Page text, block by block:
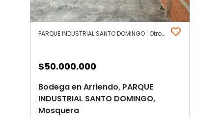
PARQUE INDUSTRIAL SANTO DOMINGO | Otros | Mosquera
$50.000.000
Bodega en Arriendo, PARQUE
INDUSTRIAL SANTO DOMINGO,
Mosquera